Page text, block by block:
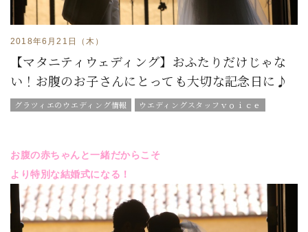
2018年6月21日（木）
【マタニティウェディング】おふたりだけじゃな
い！お腹のお子さんにとっても大切な記念日に♪
グラツィエのウエディング情報 ウエディングスタッフｖｏｉｃｅ
お腹の赤ちゃんと一緒だからこそ
より特別な結婚式になる！